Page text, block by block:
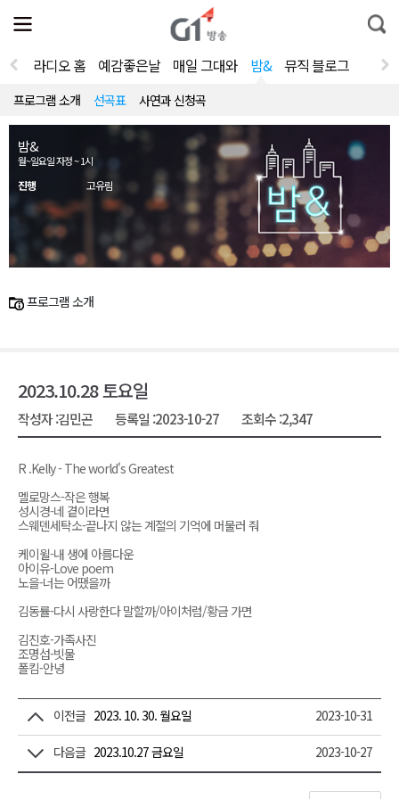
전
체
뉴
열
통
합
라디오 홈 예감좋은날 매일 그대와 밤& 뮤직 블로그
프로그램 소개 선곡표 사연과 신청곡
밤&
월~일요일 자정 ~ 1시
진행 고유림
프로그램 소개
2023.10.28 토요일
작성자 :김민곤 등록일 :2023-10-27 조회수 :2,347
R .Kelly - The world's Greatest
멜로망스-작은 행복
성시경-네 곁이라면
스웨덴세탁소-끝나지 않는 계절의 기억에 머물러 줘
케이윌-내 생에 아름다운
아이유-Love poem
노을-너는 어땠을까
김동률-다시 사랑한다 말할까/아이처럼/황금 가면
김진호-가족사진
조명섭-빗물
폴킴-안녕
이전글 2023. 10. 30. 월요일 2023-10-31
다음글 2023.10.27 금요일 2023-10-27